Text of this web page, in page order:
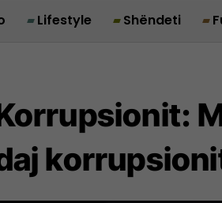
Lifestyle Shëndeti